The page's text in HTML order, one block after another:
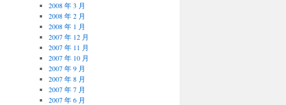
2008 年 3 月
2008 年 2 月
2008 年 1 月
2007 年 12 月
2007 年 11 月
2007 年 10 月
2007 年 9 月
2007 年 8 月
2007 年 7 月
2007 年 6 月